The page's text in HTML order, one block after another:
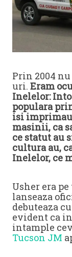
Prin 2004
uri. Eram
Inelelor:
populara
isi imprimau
masinii, ca
ce statut au
cultura au,
Inelelor, ce
Usher era
lanseaza
debuteaza
evident ca
intample
Tucson JM